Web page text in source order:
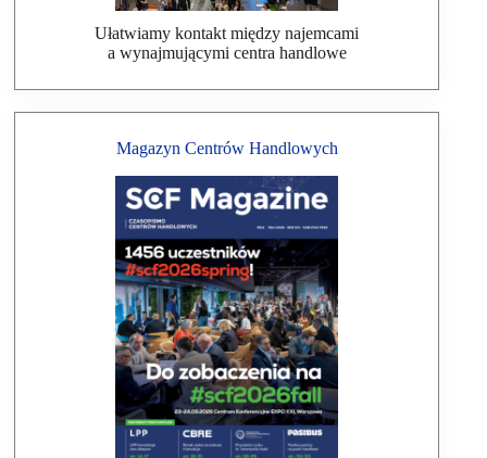
Ułatwiamy kontakt między najemcami
a wynajmującymi centra handlowe
Magazyn Centrów Handlowych